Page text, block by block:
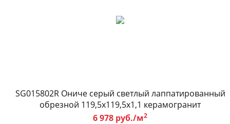
SG015802R Ониче серый светлый лаппатированный
обрезной 119,5x119,5x1,1 керамогранит
6 978 руб./м2